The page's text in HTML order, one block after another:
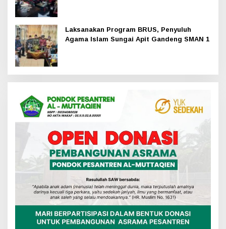
Laksanakan Program BRUS, Penyuluh
Agama Islam Sungai Apit Gandeng SMAN 1